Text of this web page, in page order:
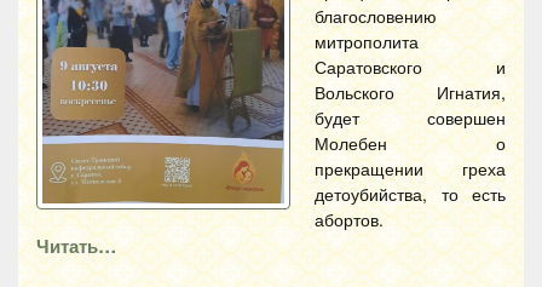
благословению
митрополита
Саратовского и
Вольского Игнатия,
будет совершен
Молебен о
прекращении греха
детоубийства, то есть
абортов.
Читать…